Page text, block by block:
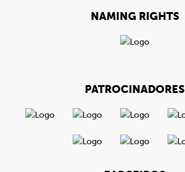
NAMING RIGHTS
PATROCINADORES